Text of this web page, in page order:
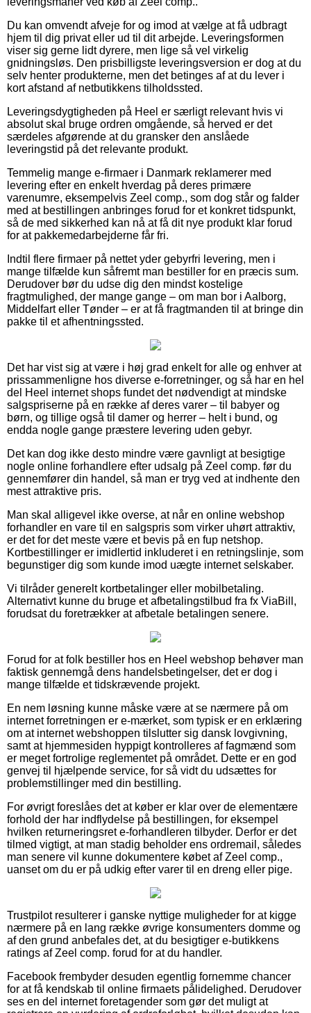
Du kan omvendt afveje for og imod at vælge at få udbragt
hjem til dig privat eller ud til dit arbejde. Leveringsformen
viser sig gerne lidt dyrere, men lige så vel virkelig
gnidningsløs. Den prisbilligste leveringsversion er dog at du
selv henter produkterne, men det betinges af at du lever i
kort afstand af netbutikkens tilholdssted.
Leveringsdygtigheden på Heel er særligt relevant hvis vi
absolut skal bruge ordren omgående, så herved er det
særdeles afgørende at du gransker den anslåede
leveringstid på det relevante produkt.
Temmelig mange e-firmaer i Danmark reklamerer med
levering efter en enkelt hverdag på deres primære
varenumre, eksempelvis Zeel comp., som dog står og falder
med at bestillingen anbringes forud for et konkret tidspunkt,
så de med sikkerhed kan nå at få dit nye produkt klar forud
for at pakkemedarbejderne får fri.
Indtil flere firmaer på nettet yder gebyrfri levering, men i
mange tilfælde kun såfremt man bestiller for en præcis sum.
Derudover bør du udse dig den mindst kostelige
fragtmulighed, der mange gange – om man bor i Aalborg,
Middelfart eller Tønder – er at få fragtmanden til at bringe din
pakke til et afhentningssted.
Det har vist sig at være i høj grad enkelt for alle og enhver at
prissammenligne hos diverse e-forretninger, og så har en hel
del Heel internet shops fundet det nødvendigt at mindske
salgspriserne på en række af deres varer – til babyer og
børn, og tillige også til damer og herrer – helt i bund, og
endda nogle gange præstere levering uden gebyr.
Det kan dog ikke desto mindre være gavnligt at besigtige
nogle online forhandlere efter udsalg på Zeel comp. før du
gennemfører din handel, så man er tryg ved at indhente den
mest attraktive pris.
Man skal alligevel ikke overse, at når en online webshop
forhandler en vare til en salgspris som virker uhørt attraktiv,
er det for det meste være et bevis på en fup netshop.
Kortbestillinger er imidlertid inkluderet i en retningslinje, som
begunstiger dig som kunde imod uægte internet selskaber.
Vi tilråder generelt kortbetalinger eller mobilbetaling.
Alternativt kunne du bruge et afbetalingstilbud fra fx ViaBill,
forudsat du foretrækker at afbetale betalingen senere.
Forud for at folk bestiller hos en Heel webshop behøver man
faktisk gennemgå dens handelsbetingelser, det er dog i
mange tilfælde et tidskrævende projekt.
En nem løsning kunne måske være at se nærmere på om
internet forretningen er e-mærket, som typisk er en erklæring
om at internet webshoppen tilslutter sig dansk lovgivning,
samt at hjemmesiden hyppigt kontrolleres af fagmænd som
er meget fortrolige reglementet på området. Dette er en god
genvej til hjælpende service, for så vidt du udsættes for
problemstillinger med din bestilling.
For øvrigt foreslåes det at køber er klar over de elementære
forhold der har indflydelse på bestillingen, for eksempel
hvilken returneringsret e-forhandleren tilbyder. Derfor er det
tilmed vigtigt, at man stadig beholder ens ordremail, således
man senere vil kunne dokumentere købet af Zeel comp.,
uanset om du er på udkig efter varer til en dreng eller pige.
Trustpilot resulterer i ganske nyttige muligheder for at kigge
nærmere på en lang række øvrige konsumenters domme og
af den grund anbefales det, at du besigtiger e-butikkens
ratings af Zeel comp. forud for at du handler.
Facebook frembyder desuden egentlig fornemme chancer
for at få kendskab til online firmaets pålidelighed. Derudover
ses en del internet foretagender som gør det muligt at